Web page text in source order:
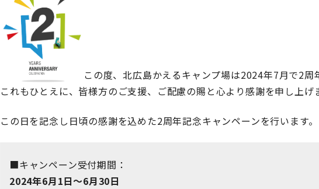
この度、北広島かえるキャンプ場は2024年7月で2周
これもひとえに、皆様方のご支援、ご配慮の賜と心より感謝を申し上げ
この日を記念し日頃の感謝を込めた2周年記念キャンペーンを行います。
■キャンペーン受付期間：
2024年6月1日～6月30日